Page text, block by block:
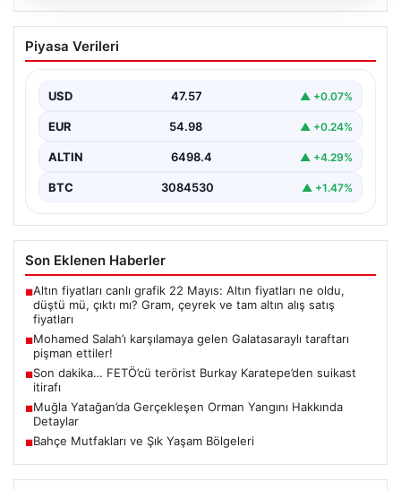
05.08.2026
Mohamed Salah’ı karşılamaya gelen
Galatasaraylı taraftarı pişman ettiler!
Piyasa Verileri
USD 47.57 ▲ +0.07%
EUR 54.98 ▲ +0.24%
ALTIN 6498.4 ▲ +4.29%
BTC 3084530 ▲ +1.47%
Son Eklenen Haberler
■Altın fiyatları canlı grafik 22 Mayıs: Altın fiyatları ne oldu,
düştü mü, çıktı mı? Gram, çeyrek ve tam altın alış satış
fiyatları
■Mohamed Salah’ı karşılamaya gelen Galatasaraylı taraftarı
pişman ettiler!
■Son dakika… FETÖ’cü terörist Burkay Karatepe’den suikast
itirafı
■Muğla Yatağan’da Gerçekleşen Orman Yangını Hakkında
Detaylar
■Bahçe Mutfakları ve Şık Yaşam Bölgeleri